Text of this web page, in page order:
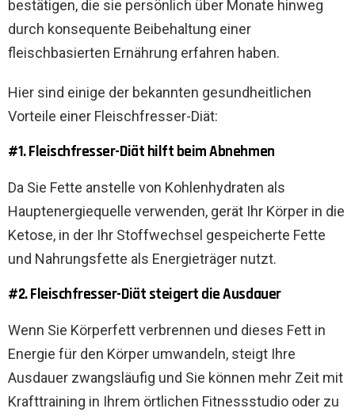
bestätigen, die sie persönlich über Monate hinweg
durch konsequente Beibehaltung einer
fleischbasierten Ernährung erfahren haben.
Hier sind einige der bekannten gesundheitlichen
Vorteile einer Fleischfresser-Diät:
#1. Fleischfresser-Diät hilft beim Abnehmen
Da Sie Fette anstelle von Kohlenhydraten als
Hauptenergiequelle verwenden, gerät Ihr Körper in die
Ketose, in der Ihr Stoffwechsel gespeicherte Fette
und Nahrungsfette als Energieträger nutzt.
#2. Fleischfresser-Diät steigert die Ausdauer
Wenn Sie Körperfett verbrennen und dieses Fett in
Energie für den Körper umwandeln, steigt Ihre
Ausdauer zwangsläufig und Sie können mehr Zeit mit
Krafttraining in Ihrem örtlichen Fitnessstudio oder zu